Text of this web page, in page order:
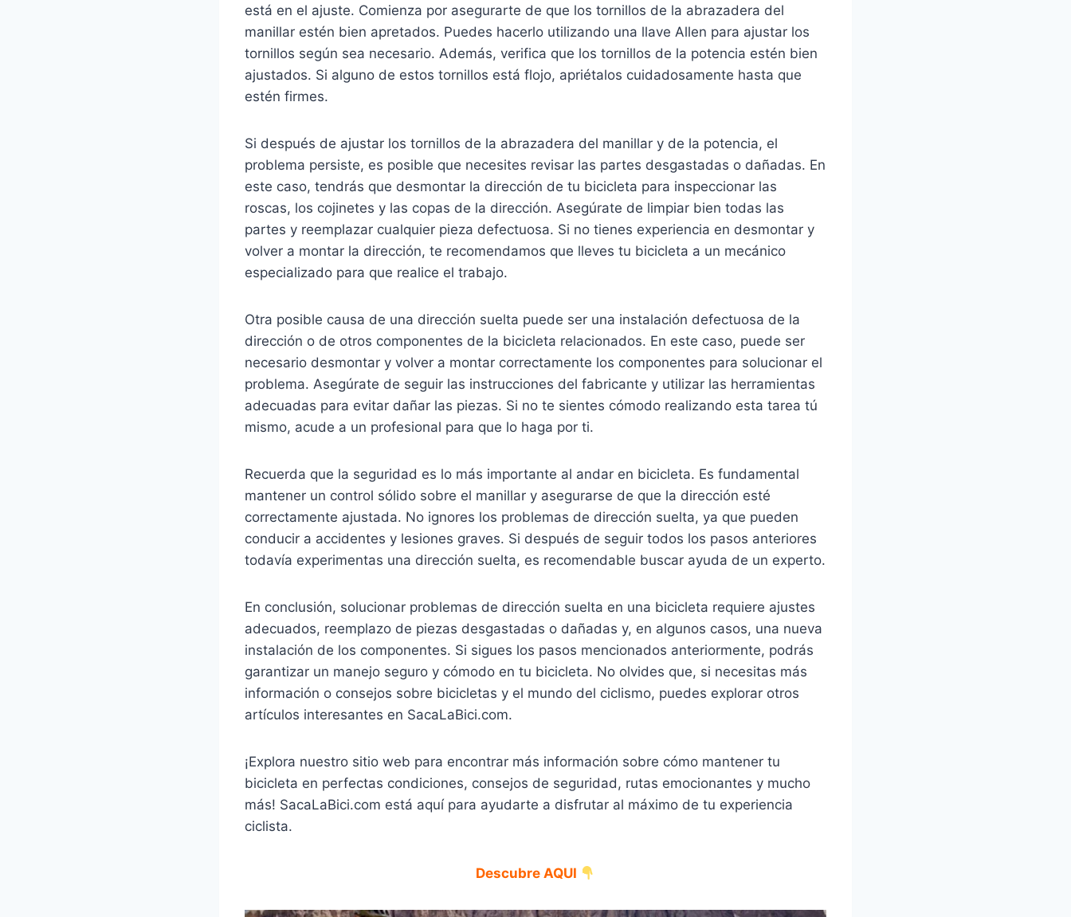
está en el ajuste. Comienza por asegurarte de que los tornillos de la abrazadera del
manillar estén bien apretados. Puedes hacerlo utilizando una llave Allen para ajustar los
tornillos según sea necesario. Además, verifica que los tornillos de la potencia estén bien
ajustados. Si alguno de estos tornillos está flojo, apriétalos cuidadosamente hasta que
estén firmes.
Si después de ajustar los tornillos de la abrazadera del manillar y de la potencia, el
problema persiste, es posible que necesites revisar las partes desgastadas o dañadas. En
este caso, tendrás que desmontar la dirección de tu bicicleta para inspeccionar las
roscas, los cojinetes y las copas de la dirección. Asegúrate de limpiar bien todas las
partes y reemplazar cualquier pieza defectuosa. Si no tienes experiencia en desmontar y
volver a montar la dirección, te recomendamos que lleves tu bicicleta a un mecánico
especializado para que realice el trabajo.
Otra posible causa de una dirección suelta puede ser una instalación defectuosa de la
dirección o de otros componentes de la bicicleta relacionados. En este caso, puede ser
necesario desmontar y volver a montar correctamente los componentes para solucionar el
problema. Asegúrate de seguir las instrucciones del fabricante y utilizar las herramientas
adecuadas para evitar dañar las piezas. Si no te sientes cómodo realizando esta tarea tú
mismo, acude a un profesional para que lo haga por ti.
Recuerda que la seguridad es lo más importante al andar en bicicleta. Es fundamental
mantener un control sólido sobre el manillar y asegurarse de que la dirección esté
correctamente ajustada. No ignores los problemas de dirección suelta, ya que pueden
conducir a accidentes y lesiones graves. Si después de seguir todos los pasos anteriores
todavía experimentas una dirección suelta, es recomendable buscar ayuda de un experto.
En conclusión, solucionar problemas de dirección suelta en una bicicleta requiere ajustes
adecuados, reemplazo de piezas desgastadas o dañadas y, en algunos casos, una nueva
instalación de los componentes. Si sigues los pasos mencionados anteriormente, podrás
garantizar un manejo seguro y cómodo en tu bicicleta. No olvides que, si necesitas más
información o consejos sobre bicicletas y el mundo del ciclismo, puedes explorar otros
artículos interesantes en SacaLaBici.com.
¡Explora nuestro sitio web para encontrar más información sobre cómo mantener tu
bicicleta en perfectas condiciones, consejos de seguridad, rutas emocionantes y mucho
más! SacaLaBici.com está aquí para ayudarte a disfrutar al máximo de tu experiencia
ciclista.
Descubre AQUI